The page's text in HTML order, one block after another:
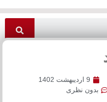
9 اردیبهشت 1402
بدون نظری